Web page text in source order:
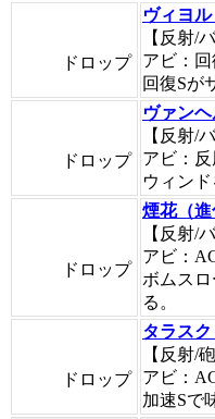
ドロップ
ヴィヨル
【反射/
アビ：
回復Sが
ドロップ
ヴァンヘ
【反射/
アビ：
ウィン
ドロップ
煙花（進
【反射/
アビ：
ボムス
る。
ドロップ
タラスク
【反射/
アビ：
加速Sで